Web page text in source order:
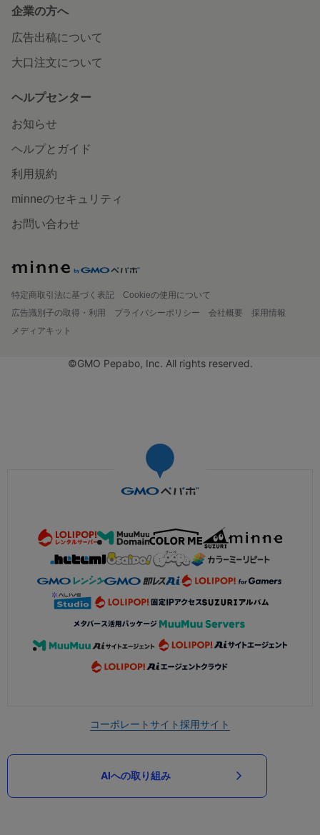
企業の方へ
広告出稿について
大口注文について
ヘルプセンター
お知らせ
ヘルプとガイド
利用規約
minneのセキュリティ
お問い合わせ
特定商取引法に基づく表記
Cookieの使用について
広告識別子の取得・利用
プライバシーポリシー 会社概要
採用情報
メディアキット
©GMO Pepabo, Inc. All rights reserved.
コーポレートサイト採用サイト
AIへの取り組み